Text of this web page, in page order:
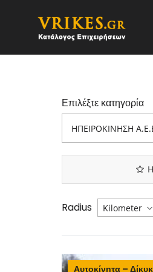
Επιλέξτε κατηγορία
Radius
Αυτοκίνητα –